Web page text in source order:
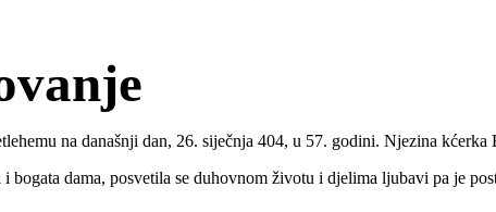
na današnji dan, 26. siječnja 404, u 57. godini. Njezina
i bogata dama, posvetila se duhovnom životu i djelima ljubavi pa je